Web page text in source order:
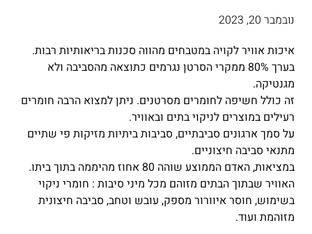
נובמבר 20, 2023
איכות אוויר לקויה במטבחים מהווה סכנות בריאותיות רבות.
בערך 80% ממקרי הסרטן נגרמים כתוצאה מהסביבה ולא
מגנטיקה.
זה כולל חשיפה לחומרים מסרטנים. ניתן למצוא הרבה חומרים
רעילים במוצרים לניקוי בתים ובאוויר.
על סמך ארגונים סביבתיים, סביבות ביתיות מזיקות פי שתיים
מתנאי סביבה חיצוניים.
במציאות, האדם הממוצע שוהה 80 אחוז מהיממה בתוך ביתו.
האוויר שבתוך הבתים מזוהם מכל מיני סיבות : חומרי ניקוי
בשימוש, חוסר איוורור מספק, עובש וטחב, סביבה חיצונית
מזוהמת ועוד.